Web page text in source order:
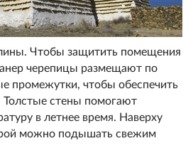
Чтобы защитить помещения
черепицы размещают по
промежутки, чтобы обеспечить
стены помогают
в летнее время. Наверху
можно подышать свежим